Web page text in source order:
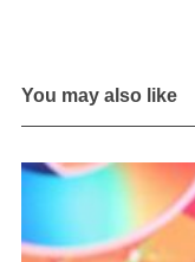
You may also like